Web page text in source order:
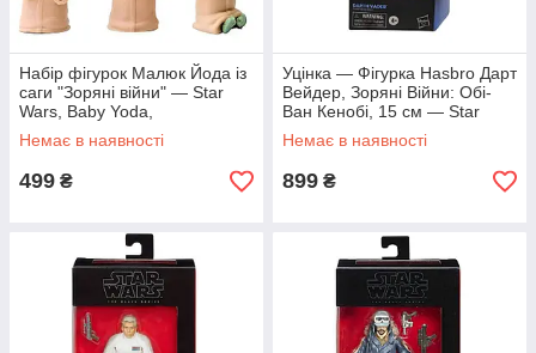
Набір фігурок Малюк Йода із
саги "Зоряні війни" — Star
Wars, Baby Yoda,
Mandalorian, 6 шт., 6 см
Немає в наявності
499 ₴
Уцінка — Фігурка Hasbro Дарт
Вейдер, Зоряні Війни: Обі-
Ван Кенобі, 15 см — Star
Wars, The Black Series
Немає в наявності
899 ₴